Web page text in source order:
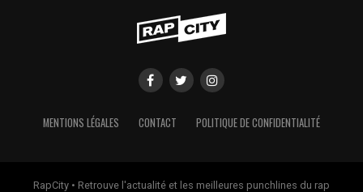
MENTIONS LÉGALES CONTACT POLITIQUE DE CONFIDENTIALITÉ
RapCity • Retrouve l'actualité et les meilleures punchlines du rap